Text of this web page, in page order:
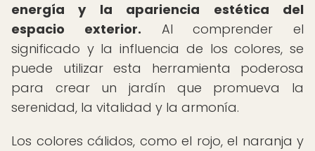
energía y la apariencia estética del
espacio exterior. Al comprender el
significado y la influencia de los colores, se
puede utilizar esta herramienta poderosa
para crear un jardín que promueva la
serenidad, la vitalidad y la armonía.
Los colores cálidos, como el rojo, el naranja y